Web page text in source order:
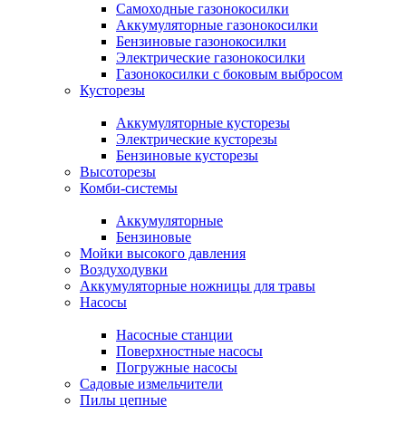
Самоходные газонокосилки
Аккумуляторные газонокосилки
Бензиновые газонокосилки
Электрические газонокосилки
Газонокосилки с боковым выбросом
Кусторезы
Аккумуляторные кусторезы
Электрические кусторезы
Бензиновые кусторезы
Высоторезы
Комби-системы
Аккумуляторные
Бензиновые
Мойки высокого давления
Воздуходувки
Аккумуляторные ножницы для травы
Насосы
Насосные станции
Поверхностные насосы
Погружные насосы
Садовые измельчители
Пилы цепные